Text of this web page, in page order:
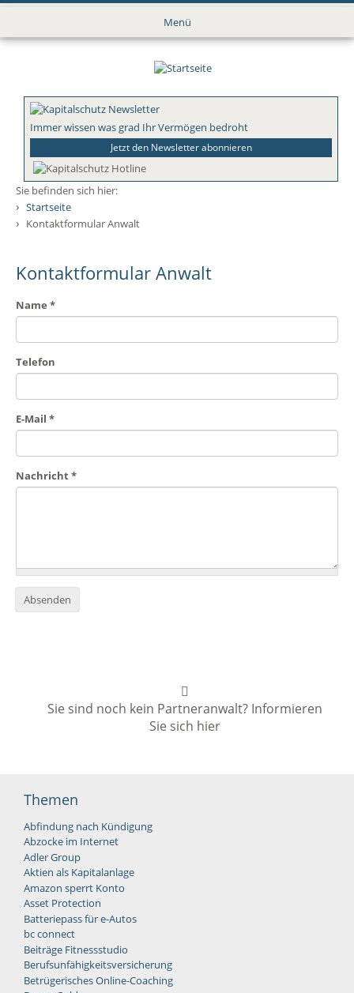
Direkt
Inhalt
Menü
Immer wissen was grad Ihr Vermögen bedroht
Jetzt den Newsletter abonnieren
Sie befinden sich hier:
› Startseite
› Kontaktformular Anwalt
Kontaktformular Anwalt
Name *
Telefon
E-Mail *
Nachricht*
Absenden
Sie sind noch kein Partneranwalt? Informieren
Sie sich hier
Themen
Abfindung nach Kündigung
Abzocke im Internet
Adler Group
Aktien als Kapitalanlage
Amazon sperrt Konto
Asset Protection
Batteriepass für e-Autos
bc connect
Beiträge Fitnessstudio
Berufsunfähigkeitsversicherung
Betrügerisches Online-Coaching